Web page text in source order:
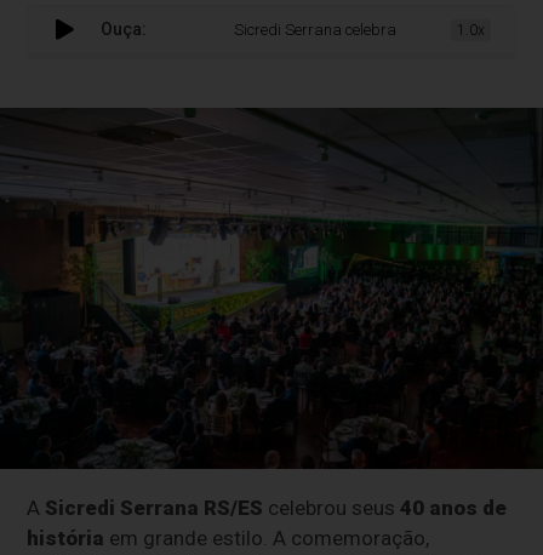
Ouça: Sicredi Serrana celebra 40 anos com festa
1.0x
A Sicredi Serrana RS/ES celebrou seus40 anos de
história em grande estilo. A comemoração,